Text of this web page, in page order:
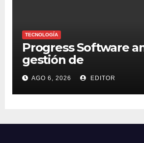
TECNOLOGÍA
Progress Software
gestión de
supercomputadoras
NVIDIA DGX Spark
AGO 6, 2026 EDITOR